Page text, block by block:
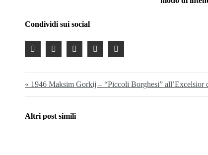
Condividi sui social
« 1946 Maksim Gorkij – “Piccoli Borghesi” all’Excelsior
Altri post simili